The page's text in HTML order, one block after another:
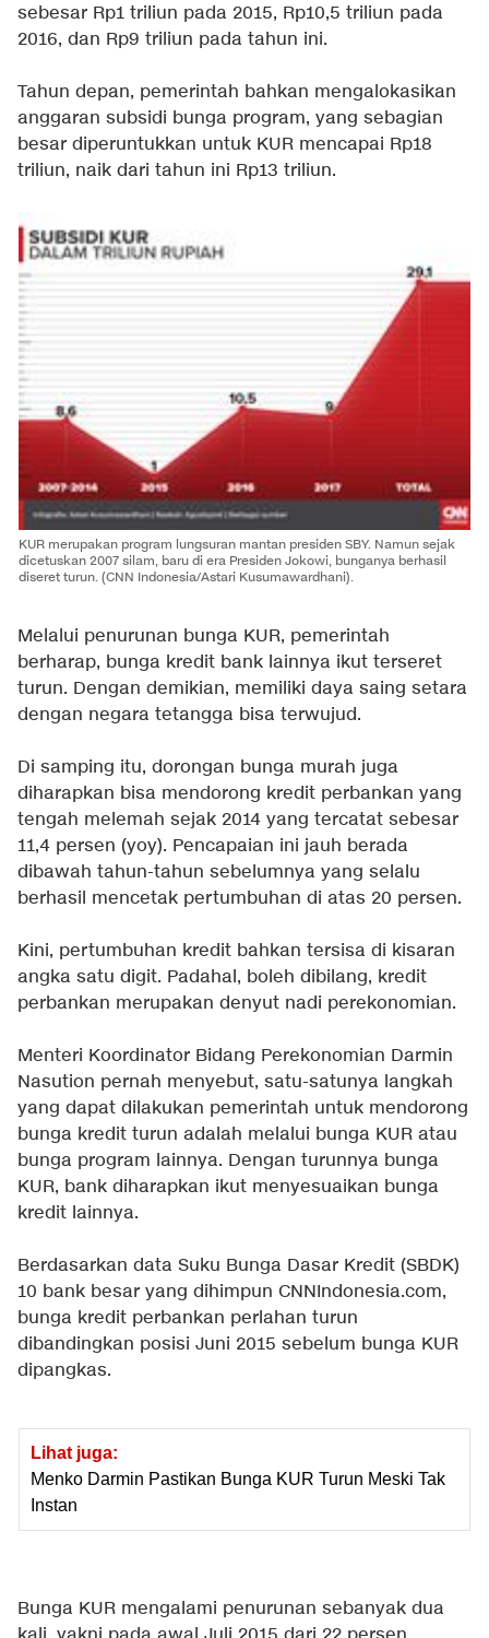
sebesar Rp1 triliun pada 2015, Rp10,5 triliun pada
2016, dan Rp9 triliun pada tahun ini.
Tahun depan, pemerintah bahkan mengalokasikan
anggaran subsidi bunga program, yang sebagian
besar diperuntukkan untuk KUR mencapai Rp18
triliun, naik dari tahun ini Rp13 triliun.
KUR merupakan program lungsuran mantan presiden SBY. Namun sejak
dicetuskan 2007 silam, baru di era Presiden Jokowi, bunganya berhasil
diseret turun. (CNN Indonesia/Astari Kusumawardhani).
Melalui penurunan bunga KUR, pemerintah
berharap, bunga kredit bank lainnya ikut terseret
turun. Dengan demikian, memiliki daya saing setara
dengan negara tetangga bisa terwujud.
Di samping itu, dorongan bunga murah juga
diharapkan bisa mendorong kredit perbankan yang
tengah melemah sejak 2014 yang tercatat sebesar
11,4 persen (yoy). Pencapaian ini jauh berada
dibawah tahun-tahun sebelumnya yang selalu
berhasil mencetak pertumbuhan di atas 20 persen.
Kini, pertumbuhan kredit bahkan tersisa di kisaran
angka satu digit. Padahal, boleh dibilang, kredit
perbankan merupakan denyut nadi perekonomian.
Menteri Koordinator Bidang Perekonomian Darmin
Nasution pernah menyebut, satu-satunya langkah
yang dapat dilakukan pemerintah untuk mendorong
bunga kredit turun adalah melalui bunga KUR atau
bunga program lainnya. Dengan turunnya bunga
KUR, bank diharapkan ikut menyesuaikan bunga
kredit lainnya.
Berdasarkan data Suku Bunga Dasar Kredit (SBDK)
10 bank besar yang dihimpun CNNIndonesia.com,
bunga kredit perbankan perlahan turun
dibandingkan posisi Juni 2015 sebelum bunga KUR
dipangkas.
Lihat juga:
Menko Darmin Pastikan Bunga KUR Turun Meski Tak
Instan
Bunga KUR mengalami penurunan sebanyak dua